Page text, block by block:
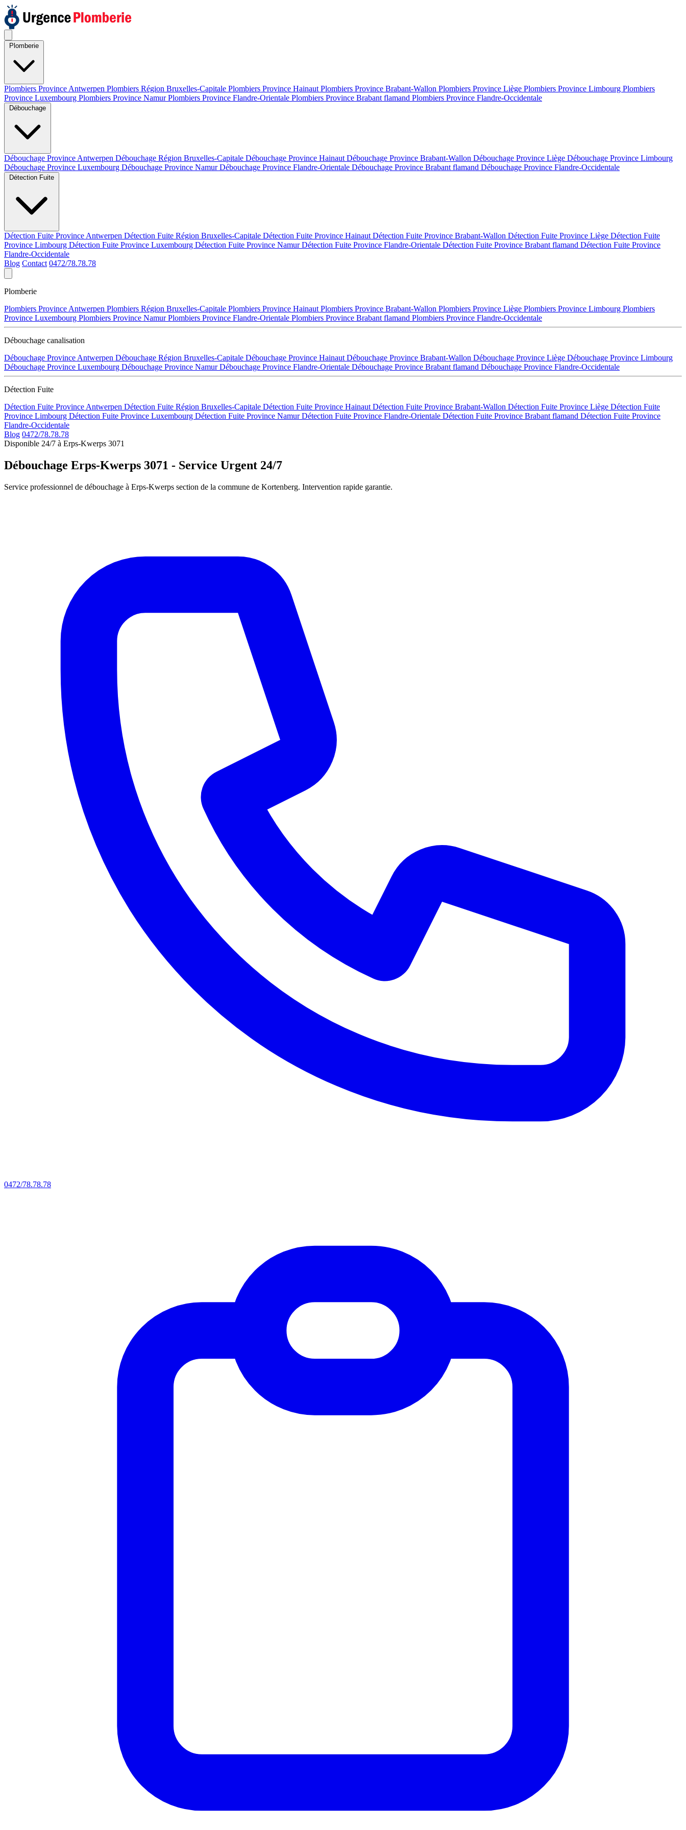
Plombiers Province Antwerpen Plombiers Région Bruxelles-Capitale Plombiers Province Hainaut Plombiers Province Brabant-Wallon Plombiers Province Liège Plombiers Province Limbourg Plombiers
Province Luxembourg Plombiers Province NamurPlombiers Province Flandre-Orientale Plombiers Province Brabant flamand Plombiers Province Flandre-Occidentale
Débouchage Province Antwerpen Débouchage Région Bruxelles-Capitale Débouchage Province Hainaut Débouchage Province Brabant-Wallon Débouchage Province Liège Débouchage Province Limbourg
Débouchage Province Luxembourg Débouchage Province NamurDébouchage Province Flandre-Orientale Débouchage Province Brabant flamand Débouchage Province Flandre-Occidentale
Détection Fuite Province Antwerpen Détection Fuite Région Bruxelles-Capitale Détection Fuite Province Hainaut Détection Fuite Province Brabant-Wallon Détection Fuite Province Liège Détection Fuite
Province Limbourg Détection Fuite Province Luxembourg Détection Fuite Province NamurDétection Fuite Province Flandre-Orientale Détection Fuite Province Brabant flamand Détection Fuite Province
Flandre-Occidentale
Blog Contact 0472/78.78.78
Plomberie
Plombiers Province Antwerpen Plombiers Région Bruxelles-Capitale Plombiers Province Hainaut Plombiers Province Brabant-Wallon Plombiers Province Liège Plombiers Province Limbourg Plombiers
Province Luxembourg Plombiers Province NamurPlombiers Province Flandre-Orientale Plombiers Province Brabant flamand Plombiers Province Flandre-Occidentale
Débouchage canalisation
Débouchage Province Antwerpen Débouchage Région Bruxelles-Capitale Débouchage Province Hainaut Débouchage Province Brabant-Wallon Débouchage Province Liège Débouchage Province Limbourg
Débouchage Province Luxembourg Débouchage Province NamurDébouchage Province Flandre-Orientale Débouchage Province Brabant flamand Débouchage Province Flandre-Occidentale
Détection Fuite
Détection Fuite Province Antwerpen Détection Fuite Région Bruxelles-Capitale Détection Fuite Province Hainaut Détection Fuite Province Brabant-Wallon Détection Fuite Province Liège Détection Fuite
Province Limbourg Détection Fuite Province Luxembourg Détection Fuite Province NamurDétection Fuite Province Flandre-Orientale Détection Fuite Province Brabant flamand Détection Fuite Province
Flandre-Occidentale
Blog 0472/78.78.78
Disponible 24/7 à Erps-Kwerps 3071
Débouchage Erps-Kwerps 3071 - Service Urgent 24/7
Service professionnel de débouchage à Erps-Kwerps section de la commune de Kortenberg. Intervention rapide garantie.
0472/78.78.78